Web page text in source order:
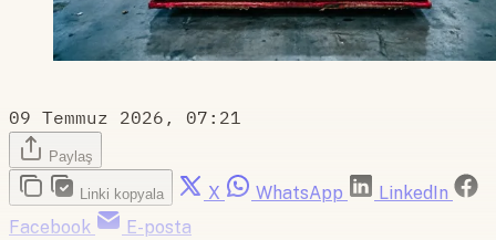
09 Temmuz 2026, 07:21
Paylaş
Linki kopyala X WhatsApp
LinkedIn
Facebook
E-posta